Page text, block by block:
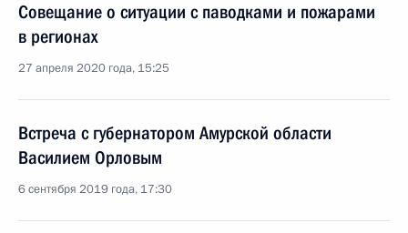
Совещание о ситуации с паводками и пожарами
в регионах
27 апреля 2020 года, 15:25
Встреча с губернатором Амурской области
Василием Орловым
6 сентября 2019 года, 17:30